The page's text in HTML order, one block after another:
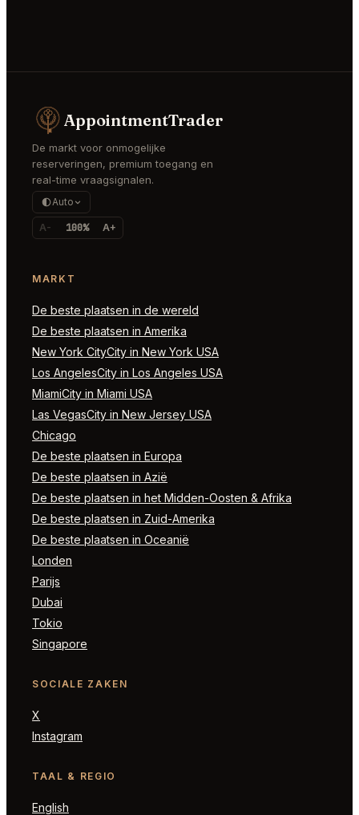
AppointmentTrader
De markt voor onmogelijke
reserveringen, premium toegang en
real-time vraagsignalen.
Auto
A- 100% A+
MARKT
De beste plaatsen in de wereld
De beste plaatsen in Amerika
New York CityCity in New York USA
Los AngelesCity in Los Angeles USA
MiamiCity in Miami USA
Las VegasCity in New Jersey USA
Chicago
De beste plaatsen in Europa
De beste plaatsen in Azië
De beste plaatsen in het Midden-Oosten & Afrika
De beste plaatsen in Zuid-Amerika
De beste plaatsen in Oceanië
Londen
Parijs
Dubai
Tokio
Singapore
SOCIALE ZAKEN
X
Instagram
TAAL & REGIO
English